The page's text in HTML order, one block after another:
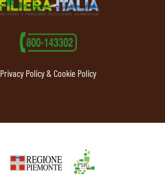
Privacy Policy & Cookie Policy